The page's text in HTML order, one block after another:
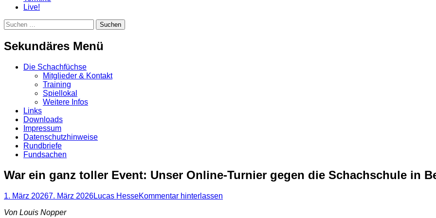
Live!
Suchen
Suchen
nach:
Sekundäres Menü
Zum
Die Schachfüchse
Mitglieder & Kontakt
Training
Spiellokal
Weitere Infos
Links
Downloads
Impressum
Datenschutzhinweise
Rundbriefe
Fundsachen
War ein ganz toller Event: Unser Online-Turnier gegen die Schachschule in
Posted
1. März 20267. März 2026Autor
Lucas HesseKommentar hinterlassen
Von Louis Nopper